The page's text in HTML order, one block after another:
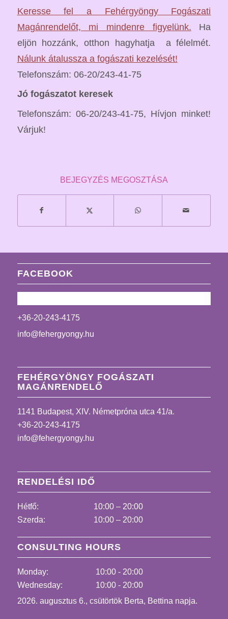
Keresse fel a Fehérgyöngy Fogászati
Magánrendelőt, mi mindenre figyelünk. Ha
eljön hozzánk, otthon hagyhatja a félelmét.
Nálunk átalussza a fogászati kezelését!
Telefonszám: 06-20/243-41-75
Jó fogászatot keresek
Telefonszám: 06-20/243-41-75, Hívjon minket!
Várjuk!
BEJEGYZÉS MEGOSZTÁSA
FACEBOOK
+36-20-243-4175
info@fehergyongy.hu
FEHÉRGYÖNGY FOGÁSZATI
MAGÁNRENDELŐ
1141 Budapest, XIV. Németpróna utca 41/a.
+36-20-243-4175
info@fehergyongy.hu
RENDELÉSI IDŐ
Hétfő:
10:00 – 20:00
Szerda:
10:00 – 20:00
CONSULTING HOURS
Monday:
10:00 - 20:00
Wednesday:
10:00 - 20:00
2026. augusztus 6., csütörtök Berta, Bettina napja.